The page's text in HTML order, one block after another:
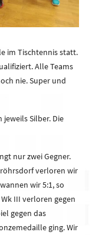
im Tischtennis statt.
Alle Teams
nie. Super und
jeweils Silber. Die
nur zwei Gegner.
verloren wir
wir 5:1, so
III verloren gegen
gegen das
ging. Wir